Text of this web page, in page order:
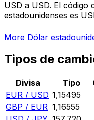
USD a USD. El código
estadounidenses es
More Dólar
Tipos de
Divisa Tipo
EUR / USD 1,15495
GBP / EUR 1,16555